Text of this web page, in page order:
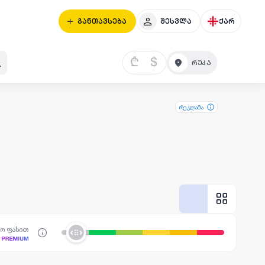
განთავსება შესვლა ქარ
₾ $
რეკლამა
ფასით